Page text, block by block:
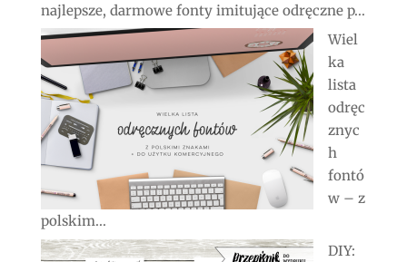
najlepsze, darmowe fonty imitujące odręczne p...
Wiel
ka
lista
odręc
znyc
h
fontó
w – z
polskim...
DIY: